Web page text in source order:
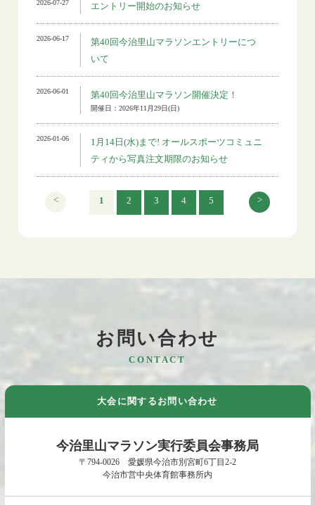
2026-07-27 エントリー開始のお知らせ
2026-06-17
第40回今治里山マラソンエントリーにつ
いて
2026-06-01 第40回今治里山マラソン開催決定！
開催日：2026年11月29日(日)
2026-01-06
1月14日(水)まで! オールスポーツコミュニ
ティから写真注文期限のお知らせ
< 1 2 3 4 5 >
お問い合わせ
CONTACT
大会に関するお問い合わせ
今治里山マラソン実行委員会事務局
〒794-0026 愛媛県今治市別宮町6丁目2-2
今治市営中央体育館事務所内